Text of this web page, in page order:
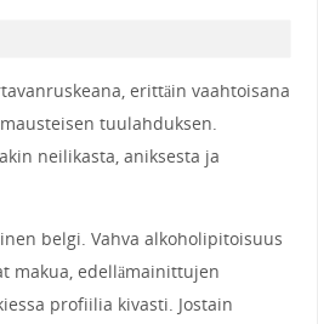
erittäin vaahtoisana
tuulahduksen.
neilikasta, aniksesta ja
belgi. Vahva alkoholipitoisuus
makua, edellämainittujen
profiilia kivasti. Jostain